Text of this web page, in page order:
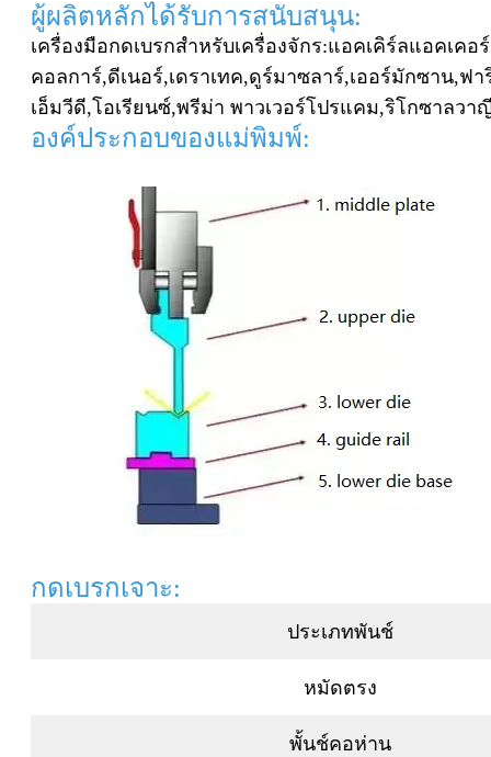
ผู้ผลิตหลักได้รับการสนับสนุน:
เครื่องมือกดเบรกสำหรับเครื่องจักร:แอคเคิร์ลแอคเคอ
คอลการ์,ดีเนอร์,เดราเทค,ดูร์มาซลาร์,เออร์มักซาน,ฟา
เอ็มวีดี,โอเรียนซ์,พรีม่า พาวเวอร์โปรแคม,ริโกซาลวา
องค์ประกอบของแม่พิมพ์:
กดเบรกเจาะ:
ประเภทพันช์
หมัดตรง
พั้นช์คอห่าน